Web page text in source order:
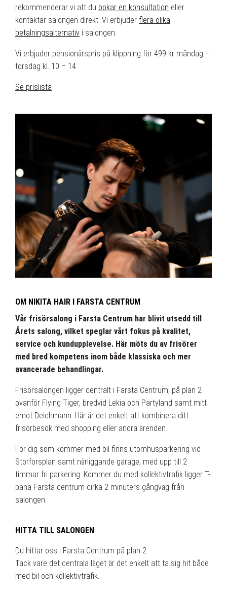
rekommenderar vi att du bokar en konsultation eller
kontaktar salongen direkt. Vi erbjuder flera olika
betalningsalternativ i salongen.
Vi erbjuder pensionärspris på klippning för 499 kr måndag –
torsdag kl. 10 – 14.
Se prislista
OM NIKITA HAIR I FARSTA CENTRUM
Vår frisörsalong i Farsta Centrum har blivit utsedd till
Årets salong, vilket speglar vårt fokus på kvalitet,
service och kundupplevelse. Här möts du av frisörer
med bred kompetens inom både klassiska och mer
avancerade behandlingar.
Frisörsalongen ligger centralt i Farsta Centrum, på plan 2
ovanför Flying Tiger, bredvid Lekia och Partyland samt mitt
emot Deichmann. Här är det enkelt att kombinera ditt
frisörbesök med shopping eller andra ärenden.
För dig som kommer med bil finns utomhusparkering vid
Storforsplan samt närliggande garage, med upp till 2
timmar fri parkering. Kommer du med kollektivtrafik ligger T-
bana Farsta centrum cirka 2 minuters gångväg från
salongen.
HITTA TILL SALONGEN
Du hittar oss i Farsta Centrum på plan 2.
Tack vare det centrala läget är det enkelt att ta sig hit både
med bil och kollektivtrafik.